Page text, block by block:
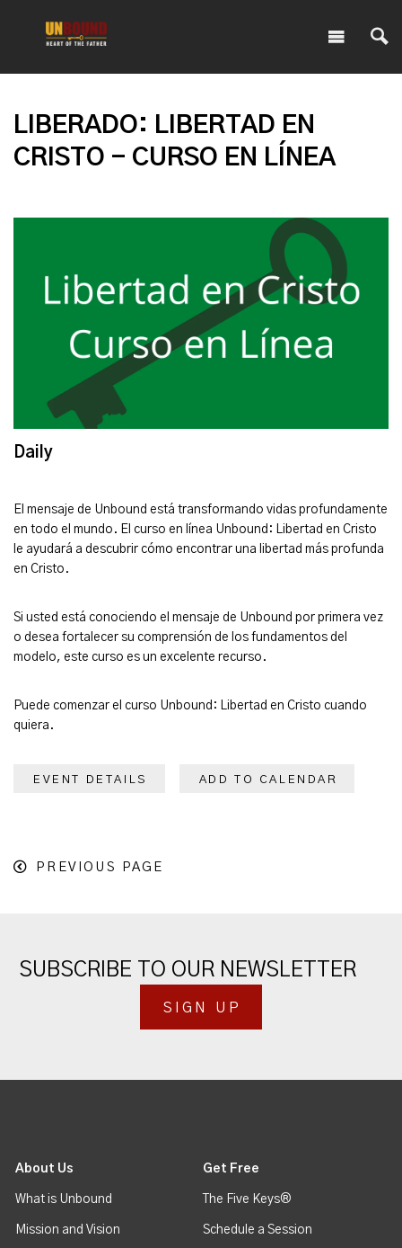
LIBERADO: LIBERTAD EN
CRISTO - CURSO EN LÍNEA
Daily
El mensaje de Unbound está transformando vidas profundamente
en todo el mundo. El curso en línea Unbound: Libertad en Cristo
le ayudará a descubrir cómo encontrar una libertad más profunda
en Cristo.
Si usted está conociendo el mensaje de Unbound por primera vez
o desea fortalecer su comprensión de los fundamentos del
modelo, este curso es un excelente recurso.
Puede comenzar el curso Unbound: Libertad en Cristo cuando
quiera.
EVENT DETAILS ADD TO CALENDAR
PREVIOUS PAGE
SUBSCRIBE TO OUR NEWSLETTER
SIGN UP
About Us
What is Unbound
Mission and Vision
Get Free
The Five Keys®
Schedule a Session